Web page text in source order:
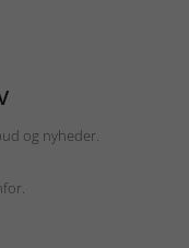
og nyheder.